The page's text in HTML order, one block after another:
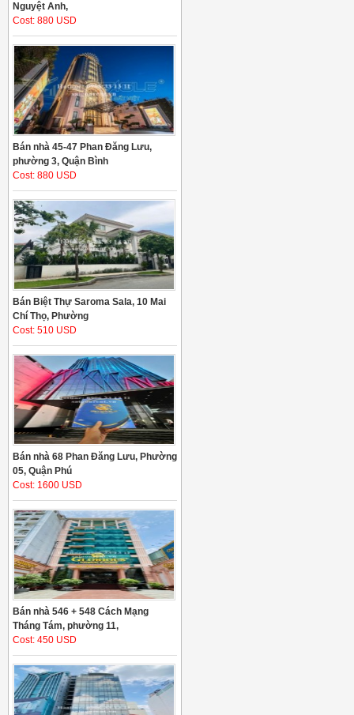
Nguyệt Anh,
Cost: 880 USD
Bán nhà 45-47 Phan Đăng Lưu,
phường 3, Quận Bình
Cost: 880 USD
Bán Biệt Thự Saroma Sala, 10 Mai
Chí Thọ, Phường
Cost: 510 USD
Bán nhà 68 Phan Đăng Lưu, Phường
05, Quận Phú
Cost: 1600 USD
Bán nhà 546 + 548 Cách Mạng
Tháng Tám, phường 11,
Cost: 450 USD